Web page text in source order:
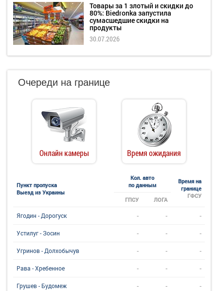
Товары за 1 злотый и скидки до
80%: Biedronka запустила
сумасшедшие скидки на
продукты
30.07.2026
Очереди на границе
Онлайн камеры Время ожидания
Пункт пропуска
Выезд из Украины
Кол. авто
по данным
Время на
границе
ГФСУ
ГПСУ ЛОГА
Ягодин - Дорогуск - - -
Устилуг - Зосин - - -
Угринов - Долхобычув - - -
Рава - Хребенное - - -
Грушев - Будомеж - - -